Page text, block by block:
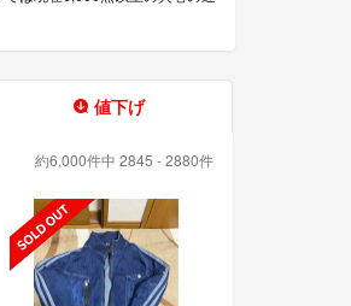
値下げ
約6,000件中 2845 - 2880件